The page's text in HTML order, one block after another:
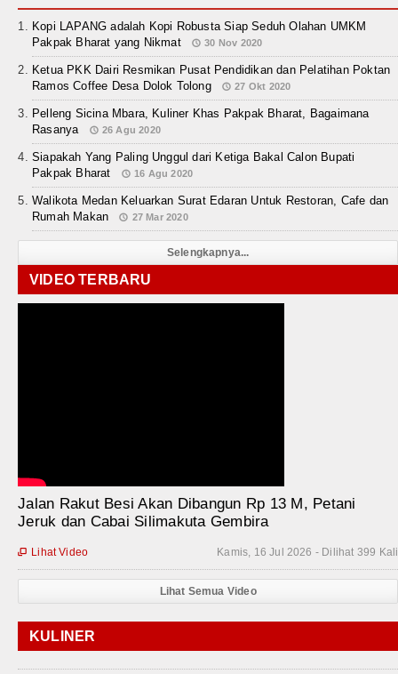
Kopi LAPANG adalah Kopi Robusta Siap Seduh Olahan UMKM
Pakpak Bharat yang Nikmat
30 Nov 2020
Ketua PKK Dairi Resmikan Pusat Pendidikan dan Pelatihan Poktan
Ramos Coffee Desa Dolok Tolong
27 Okt 2020
Pelleng Sicina Mbara, Kuliner Khas Pakpak Bharat, Bagaimana
Rasanya
26 Agu 2020
Siapakah Yang Paling Unggul dari Ketiga Bakal Calon Bupati
Pakpak Bharat
16 Agu 2020
Walikota Medan Keluarkan Surat Edaran Untuk Restoran, Cafe dan
Rumah Makan
27 Mar 2020
Selengkapnya...
VIDEO TERBARU
Jalan Rakut Besi Akan Dibangun Rp 13 M, Petani
Jeruk dan Cabai Silimakuta Gembira
Kamis, 16 Jul 2026 - Dilihat 399 Kali
 Lihat Video
Lihat Semua Video
KULINER